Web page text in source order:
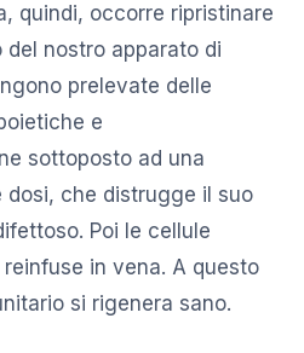
quindi, occorre ripristinare
del nostro apparato di
prelevate delle
e
sottoposto ad una
dosi, che distrugge il suo
Poi le cellule
in vena. A questo
si rigenera sano.